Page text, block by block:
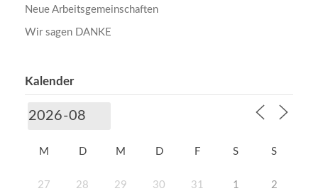
Neue Arbeitsgemeinschaften
Wir sagen DANKE
Kalender
M D M D F S S
27 28 29 30 31 1 2